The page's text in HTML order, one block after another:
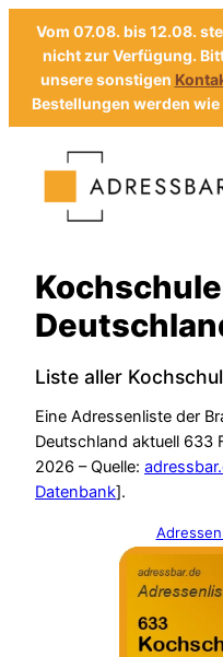
Vom 07.08. bis 12.08.
nicht zur Verfügung.
unsere sonstigen
Bestellungen werden
Liste aller
Eine Adressenliste der
Deutschland aktuell 633
2026 – Quelle:
Datenbank].